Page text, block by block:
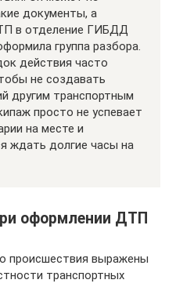
документы, а
в отделение ГИБДД
группа разбора.
действия часто
не создавать
другим транспортным
просто не успевает
на месте и
ждать долгие часы на
оформлении ДТП
происшествия выражены
транспортных